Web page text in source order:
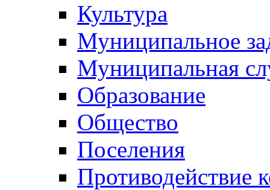
Культура
Муниципальное
Муниципальная
Образование
Общество
Поселения
Противодействие